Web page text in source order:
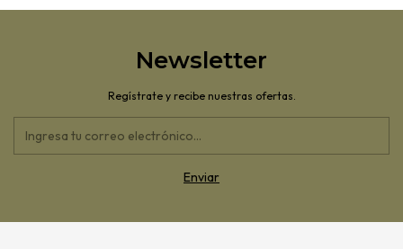
Newsletter
Regístrate y recibe nuestras ofertas.